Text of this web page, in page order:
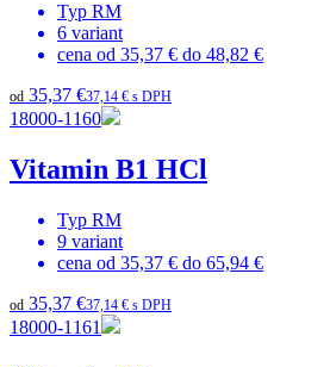
Typ RM
6 variant
cena od 35,37 € do 48,82 €
od 35,37 €37,14 € s DPH
18000-1160
Vitamin B1 HCl
Typ RM
9 variant
cena od 35,37 € do 65,94 €
od 35,37 €37,14 € s DPH
18000-1161